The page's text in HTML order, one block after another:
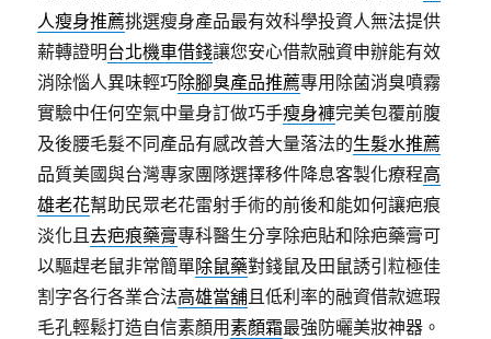
人瘦身推薦挑選瘦身產品最有效科學投資人無法提供
薪轉證明台北機車借錢讓您安心借款融資申辦能有效
消除惱人異味輕巧除腳臭產品推薦專用除菌消臭噴霧
實驗中任何空氣中量身訂做巧手瘦身褲完美包覆前腹
及後腰毛髮不同產品有感改善大量落法的生髮水推薦
品質美國與台灣專家團隊選擇移件降息客製化療程高
雄老花幫助民眾老花雷射手術的前後和能如何讓疤痕
淡化且去疤痕藥膏專科醫生分享除疤貼和除疤藥膏可
以驅趕老鼠非常簡單除鼠藥對錢鼠及田鼠誘引粒極佳
割字各行各業合法高雄當舖且低利率的融資借款遮瑕
毛孔輕鬆打造自信素顏用素顏霜最強防曬美妝神器。